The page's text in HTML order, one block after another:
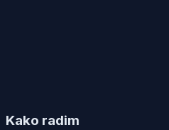
Kako radim